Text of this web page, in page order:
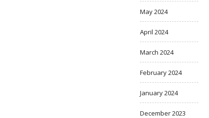
May 2024
April 2024
March 2024
February 2024
January 2024
December 2023